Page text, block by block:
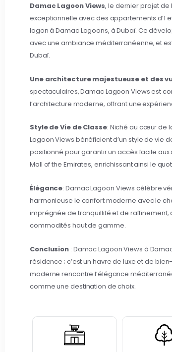
Damac Lagoon Views, le dernier projet
exceptionnelle avec des appartements d’1
lagon à Damac Lagoons, à Dubaï. Ce
avec une ambiance méditerranéenne, et
Dubaï.
Une architecture majestueuse et des
spectaculaires, Damac Lagoon Views est
l’architecture moderne, offrant une
Style de Vie de Classe: Niché au cœur de
Lagoon Views bénéficient d’un style de vie
positionné pour garantir un accès facile aux
Mall of the Emirates, enrichissant ainsi le
Élégance: Damac Lagoon Views célèbre
harmonieuse le confort moderne avec le
imprégnée de tranquillité et de
commodités haut de gamme.
Conclusion : Damac Lagoon Views à
résidence ; c’est un havre de luxe et de
moderne rencontre l’élégance
comme une destination de choix.